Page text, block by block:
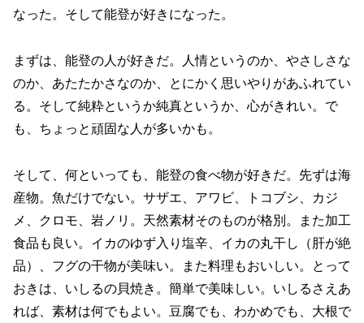
なった。そして能登が好きになった。
まずは、能登の人が好きだ。人情というのか、やさしさな
のか、あたたかさなのか、とにかく思いやりがあふれてい
る。そして純粋というか純真というか、心がきれい。で
も、ちょっと頑固な人が多いかも。
そして、何といっても、能登の食べ物が好きだ。先ずは海
産物。魚だけでない。サザエ、アワビ、トコブシ、カジ
メ、クロモ、岩ノリ。天然素材そのものが格別。また加工
食品も良い。イカのゆず入り塩辛、イカの丸干し（肝が絶
品）、フグの干物が美味い。また料理もおいしい。とって
おきは、いしるの貝焼き。簡単で美味しい。いしるさえあ
れば、素材は何でもよい。豆腐でも、わかめでも、大根で